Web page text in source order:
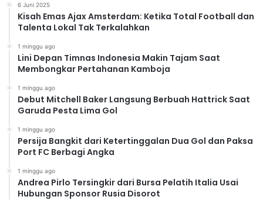
6 Juni 2025
Kisah Emas Ajax Amsterdam: Ketika Total Football dan
Talenta Lokal Tak Terkalahkan
1 minggu ago
Lini Depan Timnas Indonesia Makin Tajam Saat
Membongkar Pertahanan Kamboja
1 minggu ago
Debut Mitchell Baker Langsung Berbuah Hattrick Saat
Garuda Pesta Lima Gol
1 minggu ago
Persija Bangkit dari Ketertinggalan Dua Gol dan Paksa
Port FC Berbagi Angka
1 minggu ago
Andrea Pirlo Tersingkir dari Bursa Pelatih Italia Usai
Hubungan Sponsor Rusia Disorot